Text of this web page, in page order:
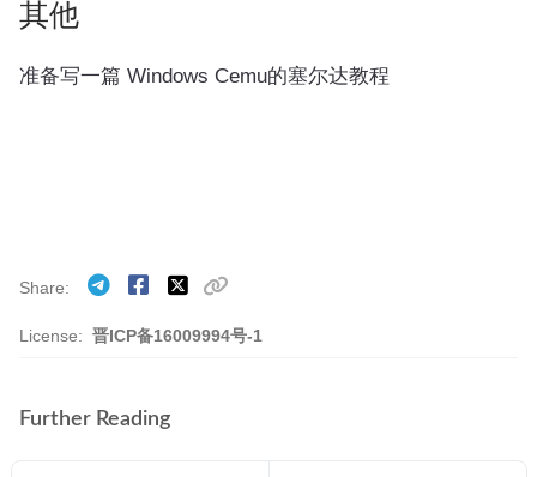
其他
准备写一篇 Windows Cemu的塞尔达教程
License: 晋ICP备16009994号-1
Share
Further Reading